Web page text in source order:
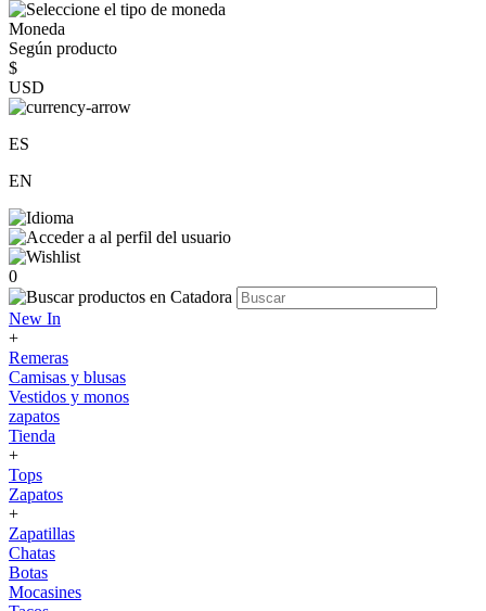
Moneda
Según producto
$
USD
ES
EN
0
New In
+
Remeras
Camisas y blusas
Vestidos y monos
zapatos
Tienda
+
Tops
Zapatos
+
Zapatillas
Chatas
Botas
Mocasines